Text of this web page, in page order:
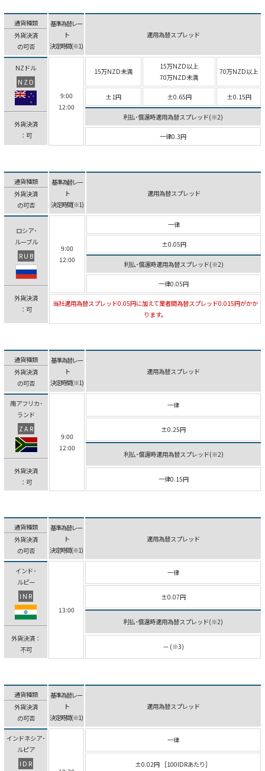
通貨種類
外貨決済
の可否
基準為替レー
ト
決定時間(※1)
適用為替スプレッド
NZドル
NZD
外貨決済
：可
9:00
12:00
15万NZD未満
15万NZD以上
70万NZD未満
70万NZD以上
±1円 ±0.65円 ±0.15円
利払･償還時適用為替スプレッド(※2)
一律0.3円
通貨種類
外貨決済
の可否
基準為替レー
ト
決定時間(※1)
適用為替スプレッド
ロシア･
ルーブル
RUB
外貨決済
：可
9:00
12:00
一律
±0.05円
利払･償還時適用為替スプレッド(※2)
一律0.05円
当社適用為替スプレッド0.05円に加えて業者間為替スプレッド0.015円がかか
ります。
通貨種類
外貨決済
の可否
基準為替レー
ト
決定時間(※1)
適用為替スプレッド
南アフリカ･
ランド
ZAR
外貨決済
：可
9:00
12:00
一律
±0.25円
利払･償還時適用為替スプレッド(※2)
一律0.15円
通貨種類
外貨決済
の可否
基準為替レー
ト
決定時間(※1)
適用為替スプレッド
インド･
ルピー
INR
外貨決済：
不可
13:00
一律
±0.07円
利払･償還時適用為替スプレッド(※2)
－ (※3)
通貨種類
外貨決済
の可否
基準為替レー
ト
決定時間(※1)
適用為替スプレッド
インドネシア･
ルピア
IDR
一律
±0.02円 ［100IDRあたり］